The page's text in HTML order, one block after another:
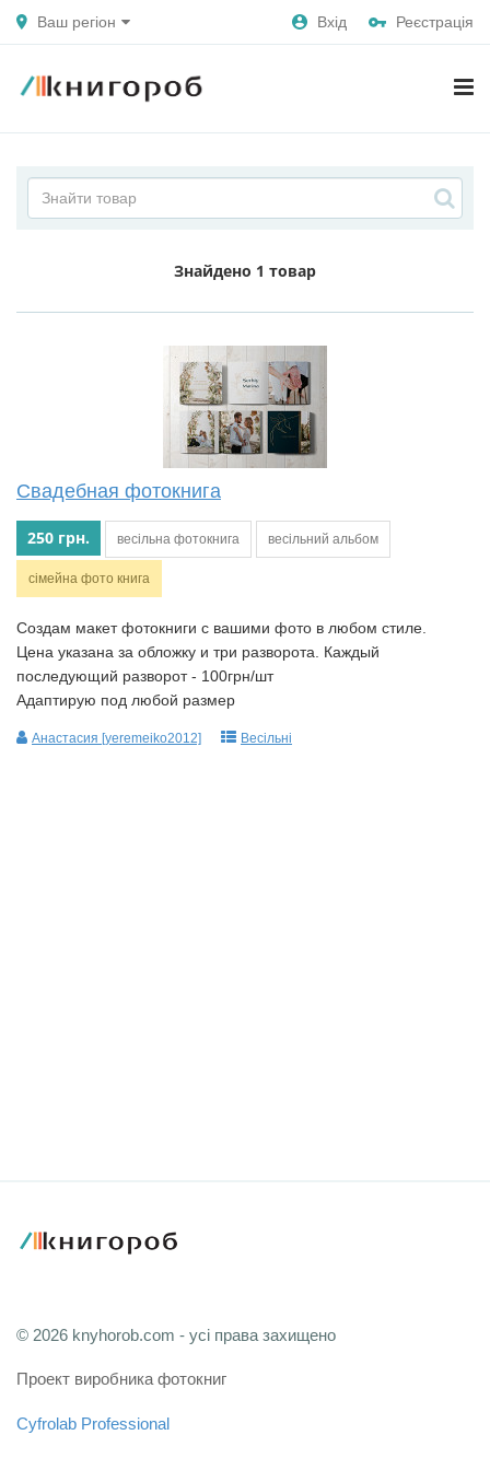
Ваш регіон Вхід Реєстрація
Знайдено 1 товар
Свадебная фотокнига
250 грн. весільна фотокнига весільний альбом
сімейна фото книга
Создам макет фотокниги с вашими фото в любом стиле.
Цена указана за обложку и три разворота. Каждый
последующий разворот - 100грн/шт
Адаптирую под любой размер
Анастасия [yeremeiko2012] Весільні
© 2026 knyhorob.com - усі права захищено
Проект виробника фотокниг
Cyfrolab Professional